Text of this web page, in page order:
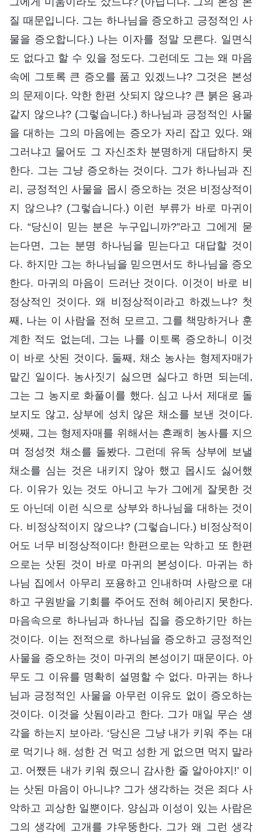
질 때문입니다. 그는 하나님을 증오하고 긍정적인 사
물을 증오합니다.) 나는 이자를 정말 모른다. 일면식
도 없다고 할 수 있을 정도다. 그런데도 그는 왜 마음
속에 그토록 큰 증오를 품고 있겠느냐? 그것은 본성
의 문제이다. 악한 한편 삿되지 않으냐? 큰 붉은 용과
같지 않으냐? (그렇습니다.) 하나님과 긍정적인 사물
을 대하는 그의 마음에는 증오가 자리 잡고 있다. 왜
그러냐고 물어도 그 자신조차 분명하게 대답하지 못
한다. 그는 그냥 증오하는 것이다. 그가 하나님과 진
리, 긍정적인 사물을 몹시 증오하는 것은 비정상적이
지 않으냐? (그렇습니다.) 이런 부류가 바로 마귀이
다. “당신이 믿는 분은 누구입니까?”라고 그에게 묻
는다면, 그는 분명 하나님을 믿는다고 대답할 것이
다. 하지만 그는 하나님을 믿으면서도 하나님을 증오
한다. 마귀의 마음이 드러난 것이다. 이것이 바로 비
정상적인 것이다. 왜 비정상적이라고 하겠느냐? 첫
째, 나는 이 사람을 전혀 모르고, 그를 책망하거나 훈
계한 적도 없는데, 그는 나를 이토록 증오하니 이것
이 바로 삿된 것이다. 둘째, 채소 농사는 형제자매가
맡긴 일이다. 농사짓기 싫으면 싫다고 하면 되는데,
그는 그 농지로 화풀이를 했다. 심고 나서 제대로 돌
보지도 않고, 상부에 성치 않은 채소를 보낸 것이다.
셋째, 그는 형제자매를 위해서는 흔쾌히 농사를 지으
며 정성껏 채소를 돌봤다. 그런데 유독 상부에 보낼
채소를 심는 것은 내키지 않아 했고 몹시도 싫어했
다. 이유가 있는 것도 아니고 누가 그에게 잘못한 것
도 아닌데 이런 식으로 상부와 하나님을 대하는 것이
다. 비정상적이지 않으냐? (그렇습니다.) 비정상적이
어도 너무 비정상적이다! 한편으로는 악하고 또 한편
으로는 삿된 것이 바로 마귀의 본성이다. 마귀는 하
나님 집에서 아무리 포용하고 인내하며 사랑으로 대
하고 구원받을 기회를 주어도 전혀 헤아리지 못한다.
마음속으로 하나님과 하나님 집을 증오하기만 하는
것이다. 이는 전적으로 하나님을 증오하고 긍정적인
사물을 증오하는 것이 마귀의 본성이기 때문이다. 아
무도 그 이유를 명확히 설명할 수 없다. 마귀는 하나
님과 긍정적인 사물을 아무런 이유도 없이 증오하는
것이다. 이것을 삿됨이라고 한다. 그가 매일 무슨 생
각을 하는지 보아라. ‘당신은 그냥 내가 키워 주는 대
로 먹기나 해. 성한 건 먹고 성한 게 없으면 먹지 말라
고. 어쨌든 내가 키워 줬으니 감사한 줄 알아야지!’ 이
는 삿된 마음이 아니냐? 그가 생각하는 것은 죄다 사
악하고 괴상한 일뿐이다. 양심과 이성이 있는 사람은
그의 생각에 고개를 갸우뚱한다. 그가 왜 그런 생각